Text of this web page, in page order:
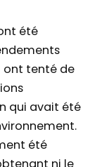
été
ont tenté de
qui avait été
été